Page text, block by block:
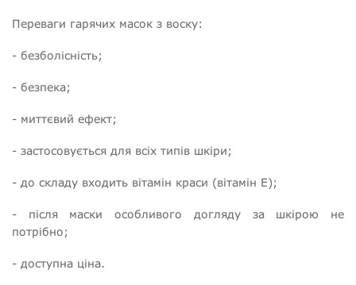
Переваги гарячих масок з воску:
- безболісність;
- безпека;
- миттєвий ефект;
- застосовується для всіх типів шкіри;
- до складу входить вітамін краси (вітамін Е);
- після маски особливого догляду за шкірою не
потрібно;
- доступна ціна.